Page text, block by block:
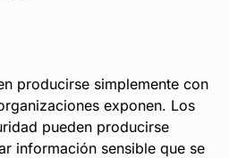
producirse simplemente con
exponen. Los
pueden producirse
información sensible que se